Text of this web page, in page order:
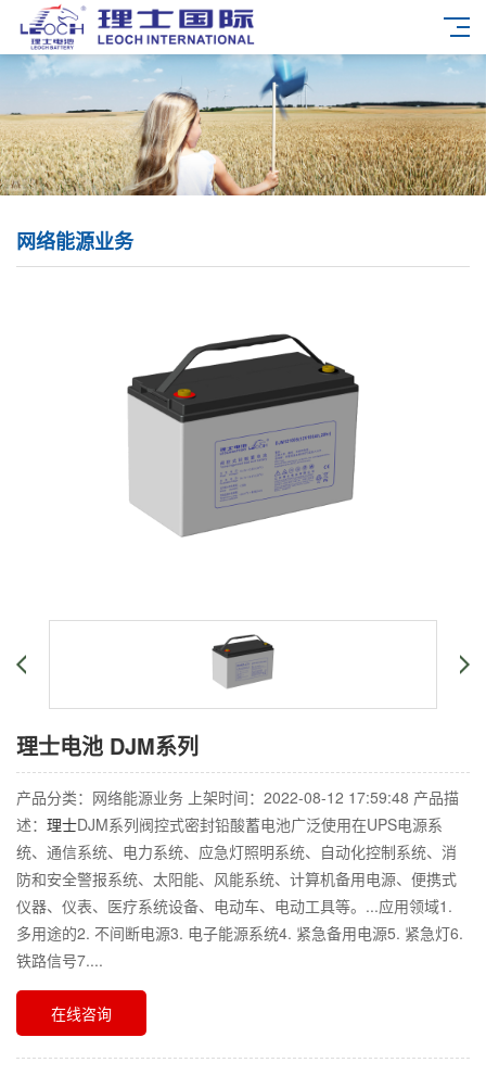
网络能源业务
理士电池 DJM系列
产品分类：网络能源业务 上架时间：2022-08-12 17:59:48 产品描
述： 理士DJM系列阀控式密封铅酸蓄电池广泛使用在UPS电源系
统、通信系统、电力系统、应急灯照明系统、自动化控制系统、消
防和安全警报系统、太阳能、风能系统、计算机备用电源、便携式
仪器、仪表、医疗系统设备、电动车、电动工具等。...应用领域1.
多用途的2. 不间断电源3. 电子能源系统4. 紧急备用电源5. 紧急灯6.
铁路信号7....
在线咨询